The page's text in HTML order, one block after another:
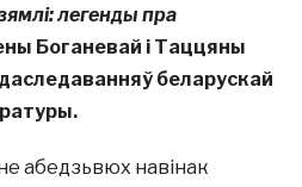
легенды пра
Боганевай і Таццяны
беларускай
абедзьвюх навінак